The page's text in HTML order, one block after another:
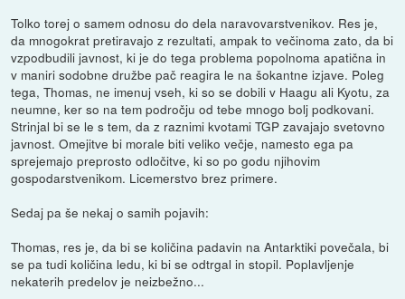
Tolko torej o samem odnosu do dela naravovarstvenikov. Res je,
da mnogokrat pretiravajo z rezultati, ampak to večinoma zato, da bi
vzpodbudili javnost, ki je do tega problema popolnoma apatična in
v maniri sodobne družbe pač reagira le na šokantne izjave. Poleg
tega, Thomas, ne imenuj vseh, ki so se dobili v Haagu ali Kyotu, za
neumne, ker so na tem področju od tebe mnogo bolj podkovani.
Strinjal bi se le s tem, da z raznimi kvotami TGP zavajajo svetovno
javnost. Omejitve bi morale biti veliko večje, namesto ega pa
sprejemajo preprosto odločitve, ki so po godu njihovim
gospodarstvenikom. Licemerstvo brez primere.
Sedaj pa še nekaj o samih pojavih:
Thomas, res je, da bi se količina padavin na Antarktiki povečala, bi
se pa tudi količina ledu, ki bi se odtrgal in stopil. Poplavljenje
nekaterih predelov je neizbežno...